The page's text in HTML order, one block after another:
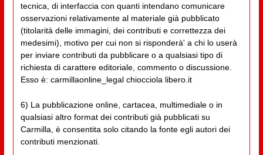
tecnica, di interfaccia con quanti intendano comunicare
osservazioni relativamente al materiale già pubblicato
(titolarità delle immagini, dei contributi e correttezza dei
medesimi), motivo per cui non si risponderà' a chi lo userà
per inviare contributi da pubblicare o a qualsiasi tipo di
richiesta di carattere editoriale, commento o discussione.
Esso è: carmillaonline_legal chiocciola libero.it
6) La pubblicazione online, cartacea, multimediale o in
qualsiasi altro format dei contributi già pubblicati su
Carmilla, è consentita solo citando la fonte egli autori dei
contributi menzionati.